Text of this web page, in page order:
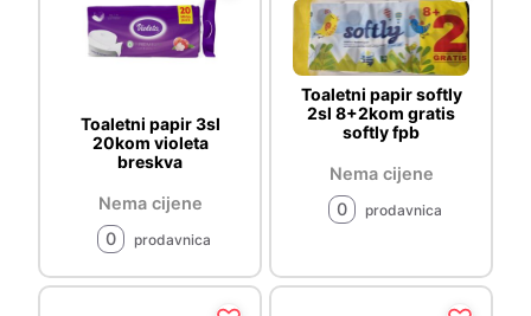
Toaletni papir 3sl
20kom violeta
breskva
Nema cijene
0
prodavnica
Toaletni papir softly
2sl 8+2kom gratis
softly fpb
Nema cijene
0
prodavnica